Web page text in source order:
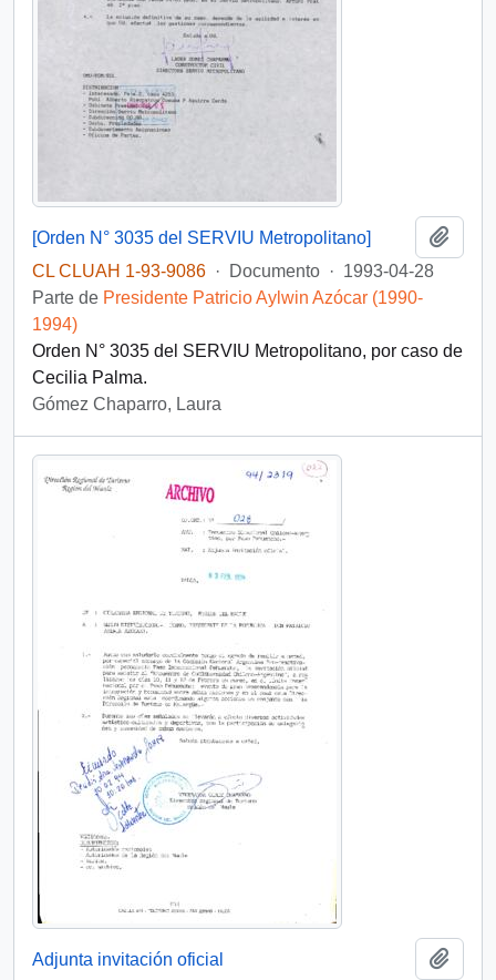
[Orden N° 3035 del SERVIU Metropolitano]
CL CLUAH 1-93-9086 · Documento · 1993-04-28
Parte de Presidente Patricio Aylwin Azócar (1990-
1994)
Orden N° 3035 del SERVIU Metropolitano, por caso de
Cecilia Palma.
Gómez Chaparro, Laura
Adjunta invitación oficial